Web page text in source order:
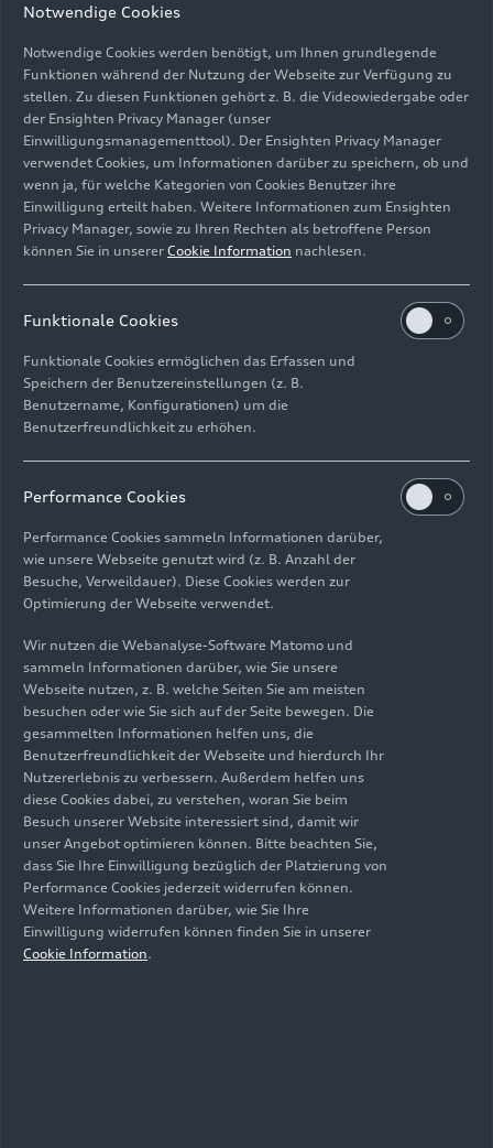
Corona-Zwangspause“
Der Audi Gesamtbetriebsratsvorsitzende Peter
Mosch begrüßte die Anwesenden in der Audi
Fahrzeugauslieferung: „Schön, dass nach einer
zweieinhalbjährigen Corona-Zwangspause dieses
Jahr wieder eine echte, persönliche
Spendenübergabe mit Ihnen allen hier im Audi
Forum stattfinden kann. In den vergangenen
Corona-Regeln den begünstigten Organisationen
ihren Spendenscheck nur postalisch zukommen
lassen. Umso mehr freut es mich, dass wir Ihnen
heute persönlich Ihren Scheck für ein Fahrzeug
aus der Weihnachtsspende übergeben dürfen.“
nahm der Arbeitsdirektor und Personalvorstand
Xavier Ros an der offiziellen Spendenübergabe
teil und überreichte gemeinsam mit der
Ingolstädter Betriebsratsspitze den
Organisationen ihren Spendenscheck. „Die
Weihnachtsspende ist nicht nur ein überragendes
Ergebnis der Spendenbereitschaft unserer
Mitarbeitenden. Sie ist seit vielen Jahren auch
Ausdruck dafür, dass wir als Audianerinnen und
Audianer in unserer Heimatregion Gutes tun. An
Weihnachten gilt das ganz besonders, aber die
gute Nachbarschaft gilt bei uns über das ganze
Jahr hinweg“, fasste der Arbeitsdirektor
zusammen.
99,77 Prozent Beteiligung
der Ingolstädter
Belegschaft
Notwendige Cookies
Notwendige Cookies werden benötigt, um Ihnen grundlegende
Funktionen während der Nutzung der Webseite zur Verfügung zu
stellen. Zu diesen Funktionen gehört z. B. die Videowiedergabe oder
der Ensighten Privacy Manager (unser
Einwilligungsmanagementtool). Der Ensighten Privacy Manager
verwendet Cookies, um Informationen darüber zu speichern, ob und
wenn ja, für welche Kategorien von Cookies Benutzer ihre
Einwilligung erteilt haben. Weitere Informationen zum Ensighten
Privacy Manager, sowie zu Ihren Rechten als betroffene Person
können Sie in unserer Cookie Information nachlesen.
Funktionale Cookies
Funktionale Cookies ermöglichen das Erfassen und
Speichern der Benutzereinstellungen (z. B.
Benutzername, Konfigurationen) um die
Benutzerfreundlichkeit zu erhöhen.
Performance Cookies
Performance Cookies sammeln Informationen darüber,
wie unsere Webseite genutzt wird (z. B. Anzahl der
Besuche, Verweildauer). Diese Cookies werden zur
Optimierung der Webseite verwendet.
Wir nutzen die Webanalyse-Software Matomo und
sammeln Informationen darüber, wie Sie unsere
Webseite nutzen, z. B. welche Seiten Sie am meisten
besuchen oder wie Sie sich auf der Seite bewegen. Die
gesammelten Informationen helfen uns, die
Benutzerfreundlichkeit der Webseite und hierdurch Ihr
Nutzererlebnis zu verbessern. Außerdem helfen uns
diese Cookies dabei, zu verstehen, woran Sie beim
Besuch unserer Website interessiert sind, damit wir
unser Angebot optimieren können. Bitte beachten Sie,
dass Sie Ihre Einwilligung bezüglich der Platzierung von
Performance Cookies jederzeit widerrufen können.
Weitere Informationen darüber, wie Sie Ihre
Einwilligung widerrufen können finden Sie in unserer
Cookie Information.